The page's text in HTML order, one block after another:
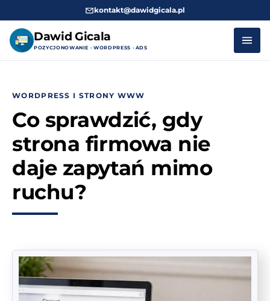
kontakt@dawidgicala.pl
Dawid Gicala
POZYCJONOWANIE · WORDPRESS · ADS
treściWORDPRESS I STRONY WWW
Co sprawdzić, gdy
strona firmowa nie
daje zapytań mimo
ruchu?